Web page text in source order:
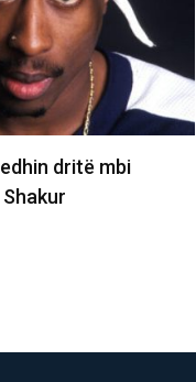
për Dua Lipën në
e…